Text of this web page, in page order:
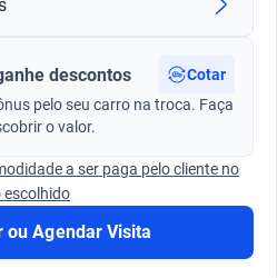
descontos
Cotar
pelo seu carro na troca. Faça
o valor.
a ser paga pelo cliente no
escolhido
ou Agendar Visita